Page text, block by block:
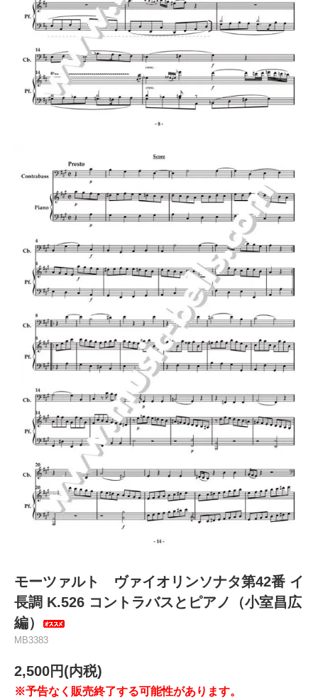
モーツァルト ヴァイオリンソナタ第42番 イ
長調 K.526 コントラバスとピアノ（小室昌広
編）
MB3383
2,500円(内税)
※予告なく販売終了する可能性があります。